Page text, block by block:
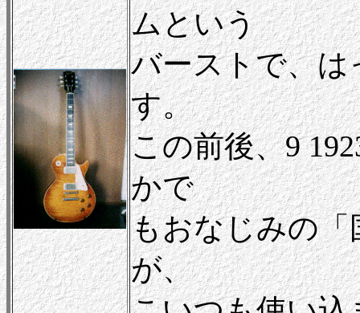
ムという
バーストで、
す。
この前後、9
かで
もおなじみの
が、